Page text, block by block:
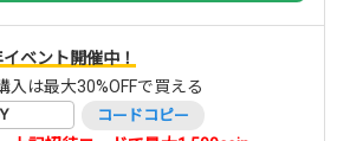
イベント開催中！
入は最大30%OFFで買える
コードコピー